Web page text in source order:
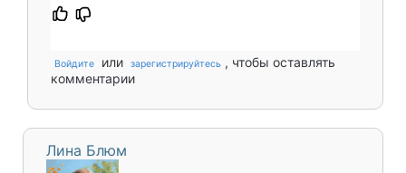
Войдите или зарегистрируйтесь , чтобы оставлять
комментарии
Лина Блюм